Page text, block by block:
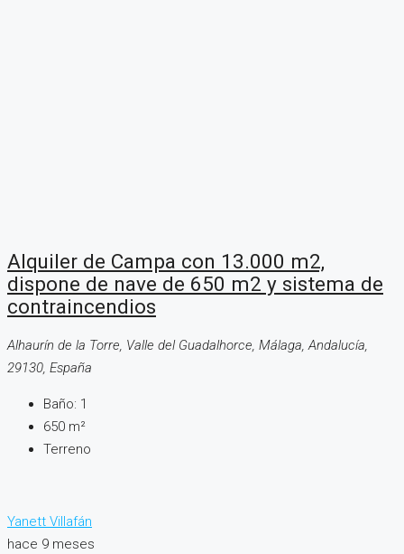
Alquiler de Campa con 13.000 m2,
dispone de nave de 650 m2 y sistema de
contraincendios
Alhaurín de la Torre, Valle del Guadalhorce, Málaga, Andalucía,
29130, España
Baño: 1
650 m²
Terreno
Yanett Villafán
hace 9 meses